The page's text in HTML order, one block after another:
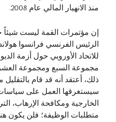
منذ الانهيار المالي عام 2008.
إن مؤتمرات القمة ليست شيئاً
الرئيس الفرنسي فرانسوا
للاتحاد الأوروبي حول أزمة
مجموعة السبع ومجموعة
ذلك، أعتقد أنه قد قام
سيستغرقها العمل على
الخارجية ومكافحة الإرهاب،
متطلبات الوظيفة؛ فلن يكون